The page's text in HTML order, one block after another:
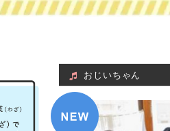
おじいちゃん